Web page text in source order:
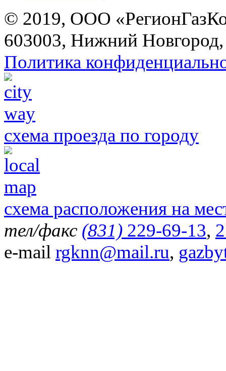
© 2019, ООО
603003, Нижний
Политика
схема проезда по городу
схема расположения на
тел/факс (831) 229-69-13,
e-mail rgknn@mail.ru,